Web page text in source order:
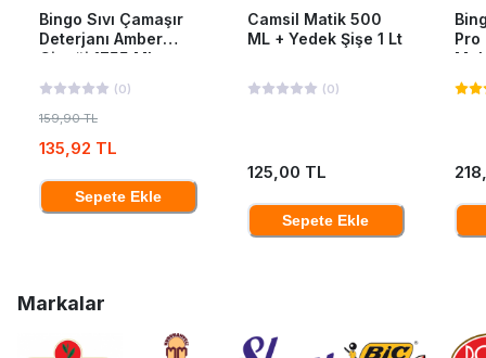
Bingo Sıvı Çamaşır
Deterjanı Amber
Çiçeği 1755 Ml
(0)
159,90 TL
135,92 TL
Sepete Ekle
Camsil Matik 500
ML + Yedek Şişe 1 Lt
(0)
125,00 TL
Sepete Ekle
Pro
Markalar